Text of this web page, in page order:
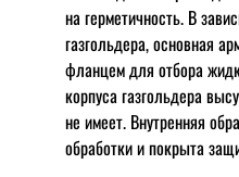
на герметичность. В
газгольдера, основная
фланцем для отбора
корпуса газгольдера
не имеет. Внутренняя
обработки и покрыта